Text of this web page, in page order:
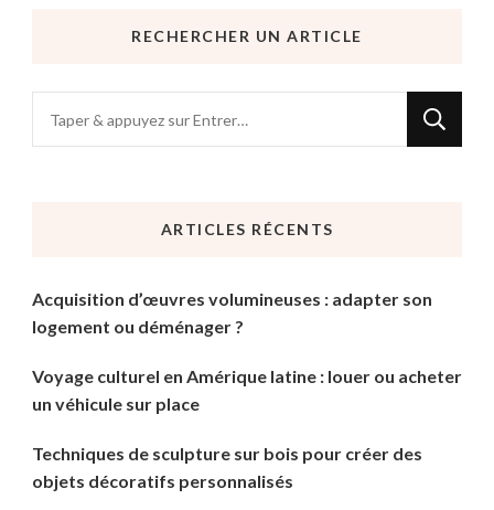
RECHERCHER UN ARTICLE
recherchiez
ARTICLES RÉCENTS
Acquisition d’œuvres volumineuses : adapter son
logement ou déménager ?
Voyage culturel en Amérique latine : louer ou acheter
un véhicule sur place
Techniques de sculpture sur bois pour créer des
objets décoratifs personnalisés